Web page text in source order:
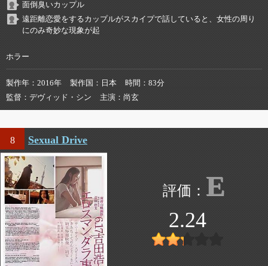
面倒臭いカップル
遠距離恋愛をするカップルがスカイプで話していると、女性の周り
にのみ奇妙な現象が起
ホラー
製作年 2016年 製作国 日本 時間
83分
監督
デヴィッド・シン 主演 尚玄
8 Sexual Drive
E
2.24